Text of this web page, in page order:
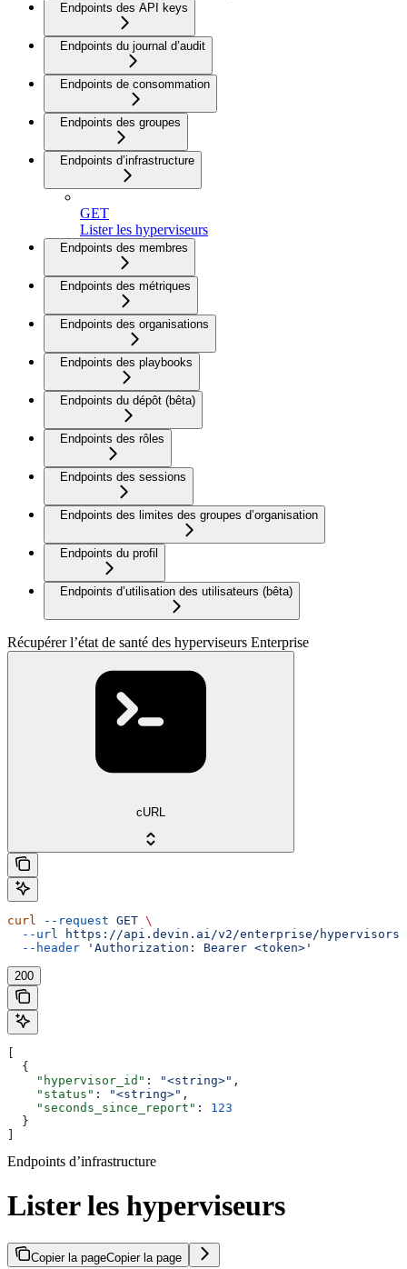
Endpoints des API keys
Endpoints du journal d’audit
Endpoints de consommation
Endpoints des groupes
Endpoints d’infrastructure
GET
Lister les hyperviseurs
Endpoints des membres
Endpoints des métriques
Endpoints des organisations
Endpoints des playbooks
Endpoints du dépôt (bêta)
Endpoints des rôles
Endpoints des sessions
Endpoints des limites des groupes d’organisation
Endpoints du profil
Endpoints d’utilisation des utilisateurs (bêta)
Récupérer l’état de santé des hyperviseurs Enterprise
cURL
curl --request GET \
  --url
https://api.devin.ai/v2/enterprise/hypervisors/
  --header
'Authorization: Bearer <token>'
200
  {
    "hypervisor_id"
: "<string>" ,
    "status"
: "<string>" ,
    "seconds_since_report"
: 123
  }
Endpoints d’infrastructure
Lister les hyperviseurs
Copier la pageCopier la page